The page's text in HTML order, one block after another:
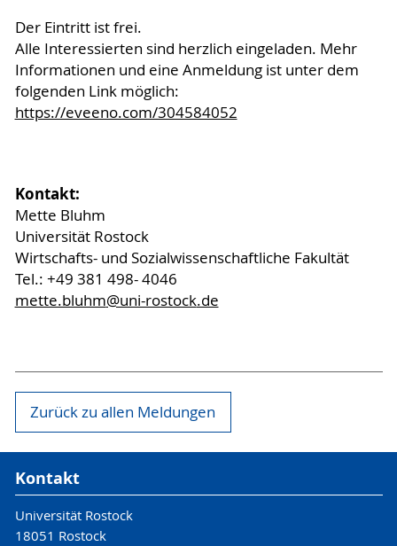
Der Eintritt ist frei.
Alle Interessierten sind herzlich eingeladen. Mehr
Informationen und eine Anmeldung ist unter dem
folgenden Link möglich:
https://eveeno.com/304584052
Kontakt:
Mette Bluhm
Universität Rostock
Wirtschafts- und Sozialwissenschaftliche Fakultät
Tel.: +49 381 498- 4046
mette.bluhm@uni-rostock.de
Zurück zu allen Meldungen
Kontakt
Universität Rostock
18051 Rostock